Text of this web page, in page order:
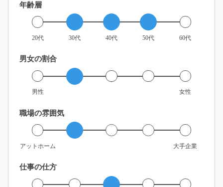
年齢層
20代 30代 40代 50代 60代
男女の割合
男性 女性
職場の雰囲気
アットホーム 大手企業
仕事の仕方